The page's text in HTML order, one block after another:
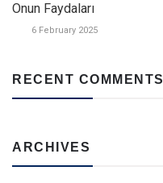
Onun Faydaları
6 February 2025
RECENT COMMENTS
ARCHIVES